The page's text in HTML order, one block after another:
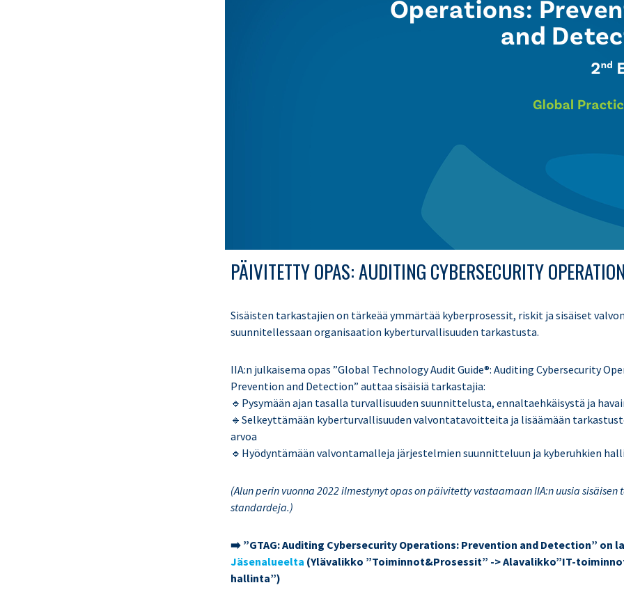
PÄIVITETTY OPAS: AUDITING CYBERSECURITY
Sisäisten tarkastajien on tärkeää ymmärtää kyberprosessit, riskit ja sisäiset
suunnitellessaan organisaation kyberturvallisuuden tarkastusta.
IIA:n julkaisema opas ”Global Technology Audit Guide®: Auditing Cybersecurity
Prevention and Detection” auttaa sisäisiä tarkastajia:
🔹Pysymään ajan tasalla turvallisuuden suunnittelusta, ennaltaehkäisystä ja
🔹Selkeyttämään kyberturvallisuuden valvontatavoitteita ja lisäämään
arvoa
🔹Hyödyntämään valvontamalleja järjestelmien suunnitteluun ja kyberuhkien
(Alun perin vuonna 2022 ilmestynyt opas on päivitetty vastaamaan IIA:n uusia sisäisen
standardeja.)
➡️ ”GTAG: Auditing Cybersecurity Operations: Prevention and Detection” on
Jäsenalueelta (Ylävalikko ”Toiminnot&Prosessit” -> Alavalikko”IT-
hallinta”)